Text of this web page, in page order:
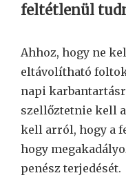
feltétlenül
Ahhoz, hogy ne
eltávolítható
napi
szellőztetnie kell
kell arról, hogy a
hogy
penész terjedését.